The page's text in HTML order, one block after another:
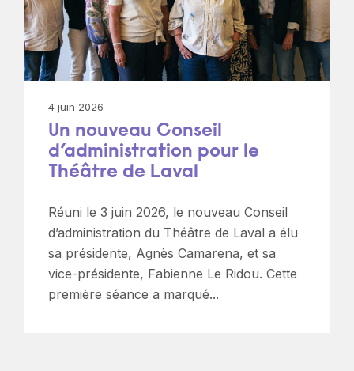
4 juin 2026
Un nouveau Conseil
d’administration pour le
Théâtre de Laval
Réuni le 3 juin 2026, le nouveau Conseil
d’administration du Théâtre de Laval a élu
sa présidente, Agnès Camarena, et sa
vice-présidente, Fabienne Le Ridou. Cette
première séance a marqué...